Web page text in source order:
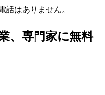
話はありません。
、専門家に無料